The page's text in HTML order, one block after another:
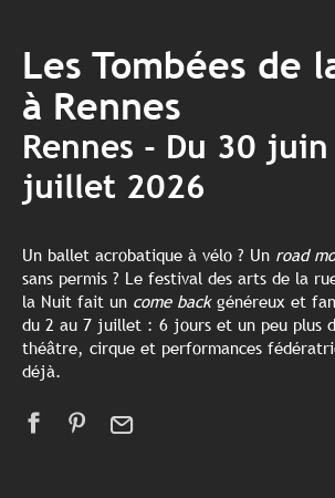
Les Tombées de
à Rennes
Rennes - Du 30
juillet 2026
Un ballet acrobatique à vélo ? Un road
sans permis ? Le festival des arts de la
la Nuit fait un come backgénéreux et
du 2 au 7 juillet : 6 jours et un peu plus
théâtre, cirque et performances
déjà.